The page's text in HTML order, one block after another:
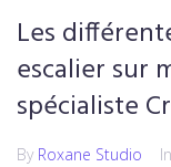
Les
escalier sur
spécialiste
By Roxane Studio In